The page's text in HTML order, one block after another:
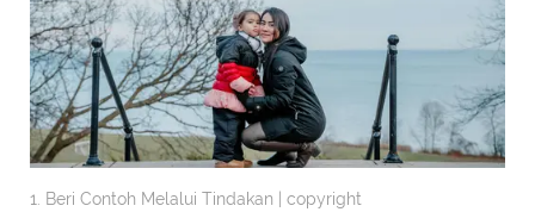
1. Beri Contoh Melalui Tindakan | copyright